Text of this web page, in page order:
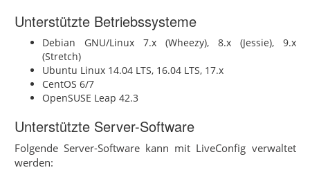
Unterstützte Betriebssysteme
Debian GNU/Linux 7.x (Wheezy), 8.x (Jessie), 9.x
(Stretch)
Ubuntu Linux 14.04 LTS, 16.04 LTS, 17.x
CentOS 6/7
OpenSUSE Leap 42.3
Unterstützte Server-Software
Folgende Server-Software kann mit LiveConfig verwaltet
werden: